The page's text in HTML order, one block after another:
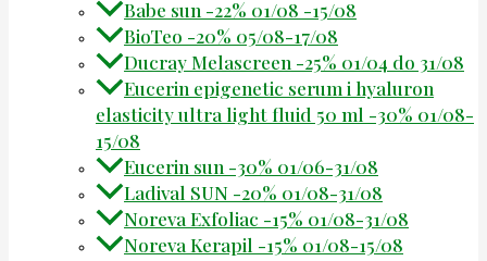
Babe sun -22% 01/08 -15/08
BioTeo -20% 05/08-17/08
Ducray Melascreen -25% 01/04 do 31/08
Eucerin epigenetic serum i hyaluron
elasticity ultra light fluid 50 ml -30% 01/08-
15/08
Eucerin sun -30% 01/06-31/08
Ladival SUN -20% 01/08-31/08
Noreva Exfoliac -15% 01/08-31/08
Noreva Kerapil -15% 01/08-15/08